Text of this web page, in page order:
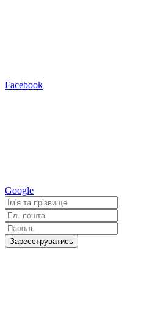
Facebook
Google
Зареєструватись